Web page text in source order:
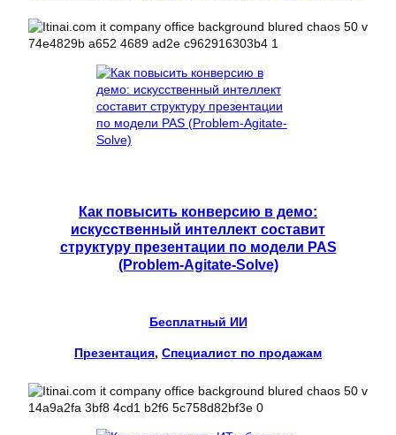
Как повысить конверсию в демо:
искусственный интеллект составит
структуру презентации по модели PAS
(Problem-Agitate-Solve)
Бесплатный ИИ
Презентация, Специалист по продажам